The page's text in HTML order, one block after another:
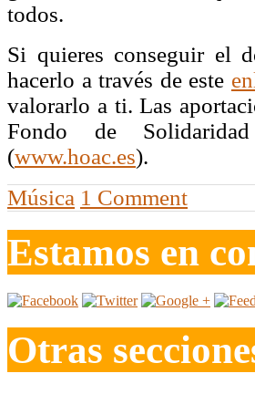
todos.
Si quieres conseguir el
hacerlo a través de este
valorarlo a ti.Las
Fondo de
(www.hoac.es).
Música 1 Comment
Estamos en
Otras